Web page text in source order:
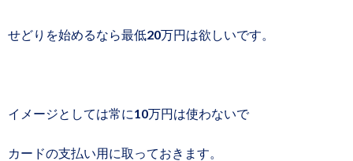
せどりを始めるなら最低20万円は欲しいです。
イメージとしては常に10万円は使わないで
カードの支払い用に取っておきます。